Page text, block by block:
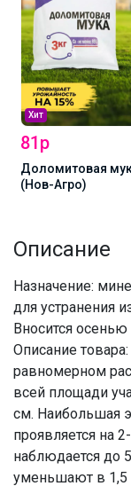
Хит
81р
Доломитовая
(Нов-Агро)
Описание
Назначение:
для устранения
Вносится
Описание
равномерном
всей площади
см. Наибольшая
проявляется на
наблюдается до
уменьшают в 1,5